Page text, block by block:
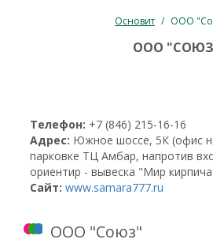
Основит / ООО
ООО
Телефон: +7 (846) 215-16-16
Адрес: Южное шоссе, 5К (офис
парковке ТЦ Амбар, напротив
ориентир - вывеска "Мир
Сайт: www.samara777.ru
ООО "Союз"